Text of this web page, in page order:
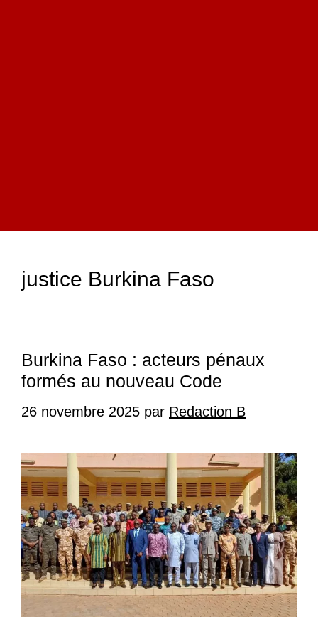
justice Burkina Faso
Burkina Faso : acteurs pénaux
formés au nouveau Code
26 novembre 2025 par Redaction B